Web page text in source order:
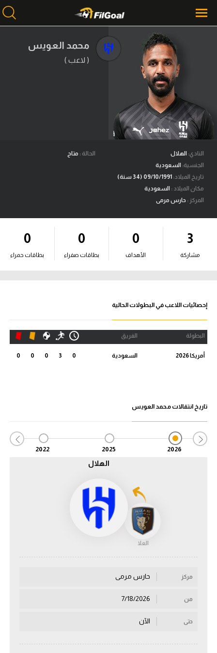
محتوى إخباري
الرئيسية
مباريات
ميركاتو
فانتازي في الجول
مسابقة التوقعات
فيديوهات
آراء حرة
ركن الألعاب
الدوري المصري
الدوري الإنجليزي الممتاز
الدوري الألماني
الدوري الفرنسي
دوري أبطال إفريقيا
أقسام
الكرة الإفريقية
منتخب مصر
محمد العويس
( لاعب )
النادي: الهلال
الجنسية: السعودية
تاريخ الميلاد:
مكان الميلاد : السعودية
المركز : حارس مرمى
الحالة : متاح
3
مشاركة
0
الأهداف
0
بطاقات صفراء
0
بطاقات حمراء
إحصائيات اللاعب في البطولات الحالية
البطولة الفريق
أمريكا 2026 السعودية 0
3
0
0
0
تاريخ انتقالات محمد العويس
2026
2025
2022
الهلال
العلا
مركز حارس مرمى
من
حتى الآن